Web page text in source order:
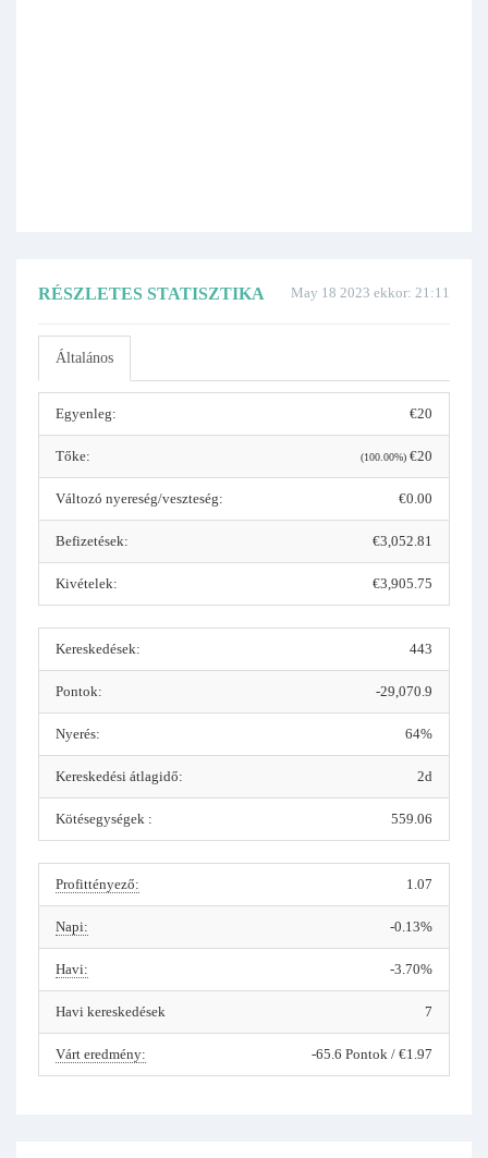
May 18 2023 ekkor: 21:11
RÉSZLETES STATISZTIKA
Általános
Egyenleg: €20
Tőke: (100.00%) €20
Változó nyereség/veszteség: €0.00
Befizetések: €3,052.81
Kivételek: €3,905.75
Kereskedések: 443
Pontok: -29,070.9
Nyerés: 64%
Kereskedési átlagidő: 2d
Kötésegységek : 559.06
Profittényező: 1.07
Napi: -0.13%
Havi: -3.70%
Havi kereskedések 7
Várt eredmény: -65.6 Pontok / €1.97